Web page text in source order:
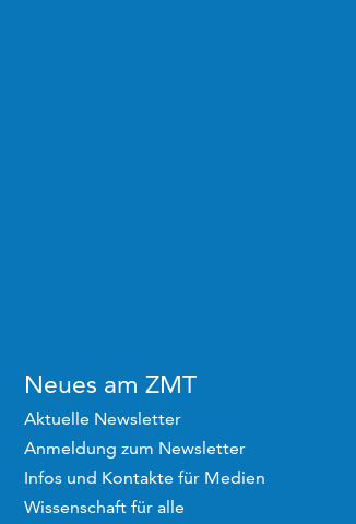
Neues am ZMT
Aktuelle Newsletter
Anmeldung zum Newsletter
Infos und Kontakte für Medien
Wissenschaft für alle